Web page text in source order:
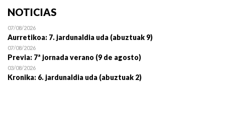
NOTICIAS
07/08/2026
Aurretikoa: 7. jardunaldia uda (abuztuak 9)
07/08/2026
Previa: 7ª jornada verano (9 de agosto)
03/08/2026
Kronika: 6. jardunaldia uda (abuztuak 2)